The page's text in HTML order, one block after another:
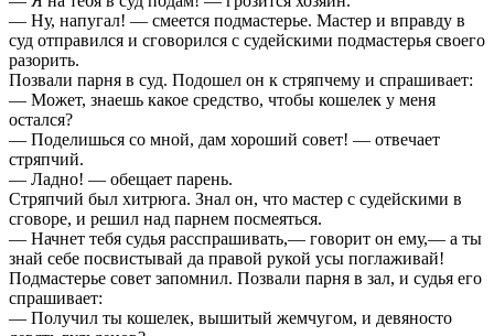
— Ну, напугал! — смеется подмастерье. Мастер и вправду в
суд отправился и сговорился с судейскими подмастерья своего
разорить.
Позвали парня в суд. Подошел он к стряпчему и спрашивает:
— Может, знаешь какое средство, чтобы кошелек у меня
остался?
— Поделишься со мной, дам хороший совет! — отвечает
стряпчий.
— Ладно! — обещает парень.
Стряпчий был хитрюга. Знал он, что мастер с судейскими в
сговоре, и решил над парнем посмеяться.
— Начнет тебя судья расспрашивать,— говорит он ему,— а ты
знай себе посвистывай да правой рукой усы поглаживай!
Подмастерье совет запомнил. Позвали парня в зал, и судья его
спрашивает:
— Получил ты кошелек, вышитый жемчугом, и девяносто